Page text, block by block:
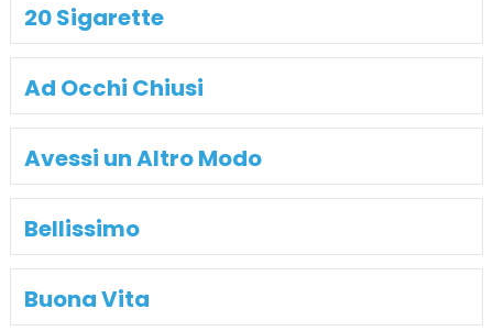
20 Sigarette
Ad Occhi Chiusi
Avessi un Altro Modo
Bellissimo
Buona Vita